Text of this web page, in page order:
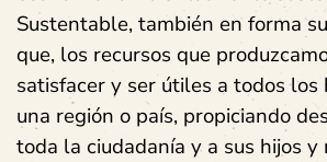
Sustentable, también en forma
que, los recursos que
satisfacer y ser útiles a todos
una región o país, propiciando
toda la ciudadanía y a sus hijos y